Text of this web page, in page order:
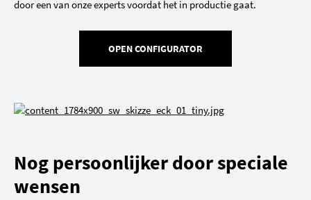
door een van onze experts voordat het in productie gaat.
OPEN CONFIGURATOR
Nog persoonlijker door speciale
wensen